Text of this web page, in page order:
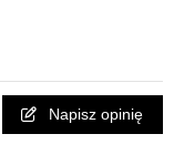
Napisz opinię